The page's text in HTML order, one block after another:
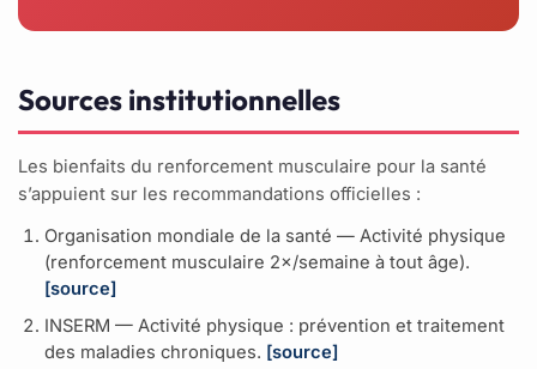
Sources institutionnelles
Les bienfaits du renforcement musculaire pour la santé
s’appuient sur les recommandations officielles :
Organisation mondiale de la santé — Activité physique
(renforcement musculaire 2×/semaine à tout âge).
[source]
INSERM — Activité physique : prévention et traitement
des maladies chroniques. [source]